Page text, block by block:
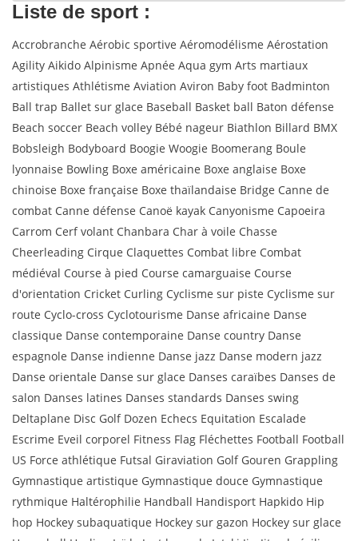
Liste de sport :
Accrobranche Aérobic sportive Aéromodélisme Aérostation
Agility Aikido Alpinisme Apnée Aqua gym Arts martiaux
artistiques Athlétisme Aviation Aviron Baby foot Badminton
Ball trap Ballet sur glace Baseball Basket ball Baton défense
Beach soccer Beach volley Bébé nageur Biathlon Billard BMX
Bobsleigh Bodyboard Boogie Woogie Boomerang Boule
lyonnaise Bowling Boxe américaine Boxe anglaise Boxe
chinoise Boxe française Boxe thaïlandaise Bridge Canne de
combat Canne défense Canoë kayak Canyonisme Capoeira
Carrom Cerf volant Chanbara Char à voile Chasse
Cheerleading Cirque Claquettes Combat libre Combat
médiéval Course à pied Course camarguaise Course
d'orientation Cricket Curling Cyclisme sur piste Cyclisme sur
route Cyclo-cross Cyclotourisme Danse africaine Danse
classique Danse contemporaine Danse country Danse
espagnole Danse indienne Danse jazz Danse modern jazz
Danse orientale Danse sur glace Danses caraïbes Danses de
salon Danses latines Danses standards Danses swing
Deltaplane Disc Golf Dozen Echecs Equitation Escalade
Escrime Eveil corporel Fitness Flag Fléchettes Football Football
US Force athlétique Futsal Giraviation Golf Gouren Grappling
Gymnastique artistique Gymnastique douce Gymnastique
rythmique Haltérophilie Handball Handisport Hapkido Hip
hop Hockey subaquatique Hockey sur gazon Hockey sur glace